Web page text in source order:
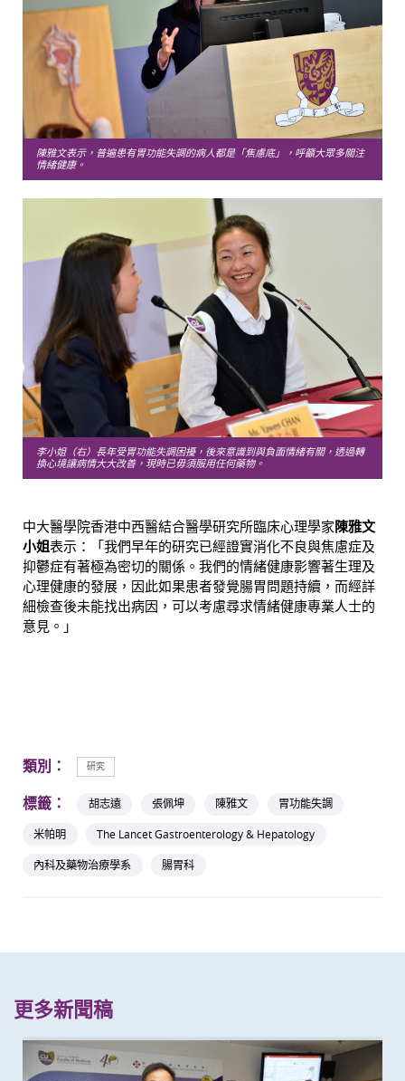
陳雅文表示，普遍患有胃功能失調的病人都是「焦慮底」，呼籲大眾多關注
情緒健康。
李小姐（右）長年受胃功能失調困擾，後來意識到與負面情緒有關，透過轉
換心境讓病情大大改善，現時已毋須服用任何藥物。
中大醫學院香港中西醫結合醫學研究所臨床心理學家陳雅文
小姐表示：「我們早年的研究已經證實消化不良與焦慮症及
抑鬱症有著極為密切的關係。我們的情緒健康影響著生理及
心理健康的發展，因此如果患者發覺腸胃問題持續，而經詳
細檢查後未能找出病因，可以考慮尋求情緒健康專業人士的
意見。」
類別： 研究
標籤： 胡志遠 張佩坤 陳雅文
胃功能失調
米帕明
The Lancet Gastroenterology & Hepatology
內科及藥物治療學系
腸胃科
更多新聞稿